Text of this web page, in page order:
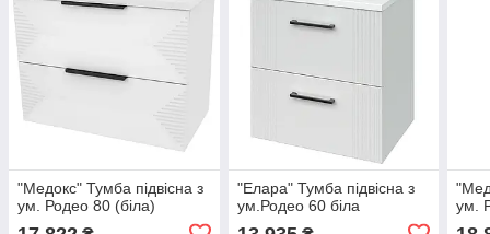
"Медокс" Тумба підвісна з
ум. Родео 80 (біла)
"Елара" Тумба підвісна з
ум.Родео 60 біла
ум.